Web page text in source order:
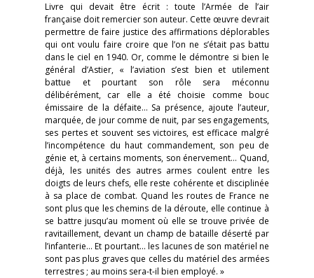
Livre qui devait être écrit : toute l’Armée de l’air
française doit remercier son auteur. Cette œuvre devrait
permettre de faire justice des affirmations déplorables
qui ont voulu faire croire que l’on ne s’était pas battu
dans le ciel en 1940. Or, comme le démontre si bien le
général d’Astier, « l’aviation s’est bien et utilement
battue et pourtant son rôle sera méconnu
délibérément, car elle a été choisie comme bouc
émissaire de la défaite… Sa présence, ajoute l’auteur,
marquée, de jour comme de nuit, par ses engagements,
ses pertes et souvent ses victoires, est efficace malgré
l’incompétence du haut commandement, son peu de
génie et, à certains moments, son énervement… Quand,
déjà, les unités des autres armes coulent entre les
doigts de leurs chefs, elle reste cohérente et disciplinée
à sa place de combat. Quand les routes de France ne
sont plus que les chemins de la déroute, elle continue à
se battre jusqu’au moment où elle se trouve privée de
ravitaillement, devant un champ de bataille déserté par
l’infanterie… Et pourtant… les lacunes de son matériel ne
sont pas plus graves que celles du matériel des armées
terrestres ; au moins sera-t-il bien employé. »